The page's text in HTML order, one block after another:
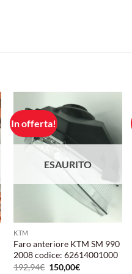
In offerta!
Aggiungi
alla lista
dei
ESAURITO
KTM
Faro anteriore KTM SM 990
2008 codice: 62614001000
192,94€ Il
150,00€Il